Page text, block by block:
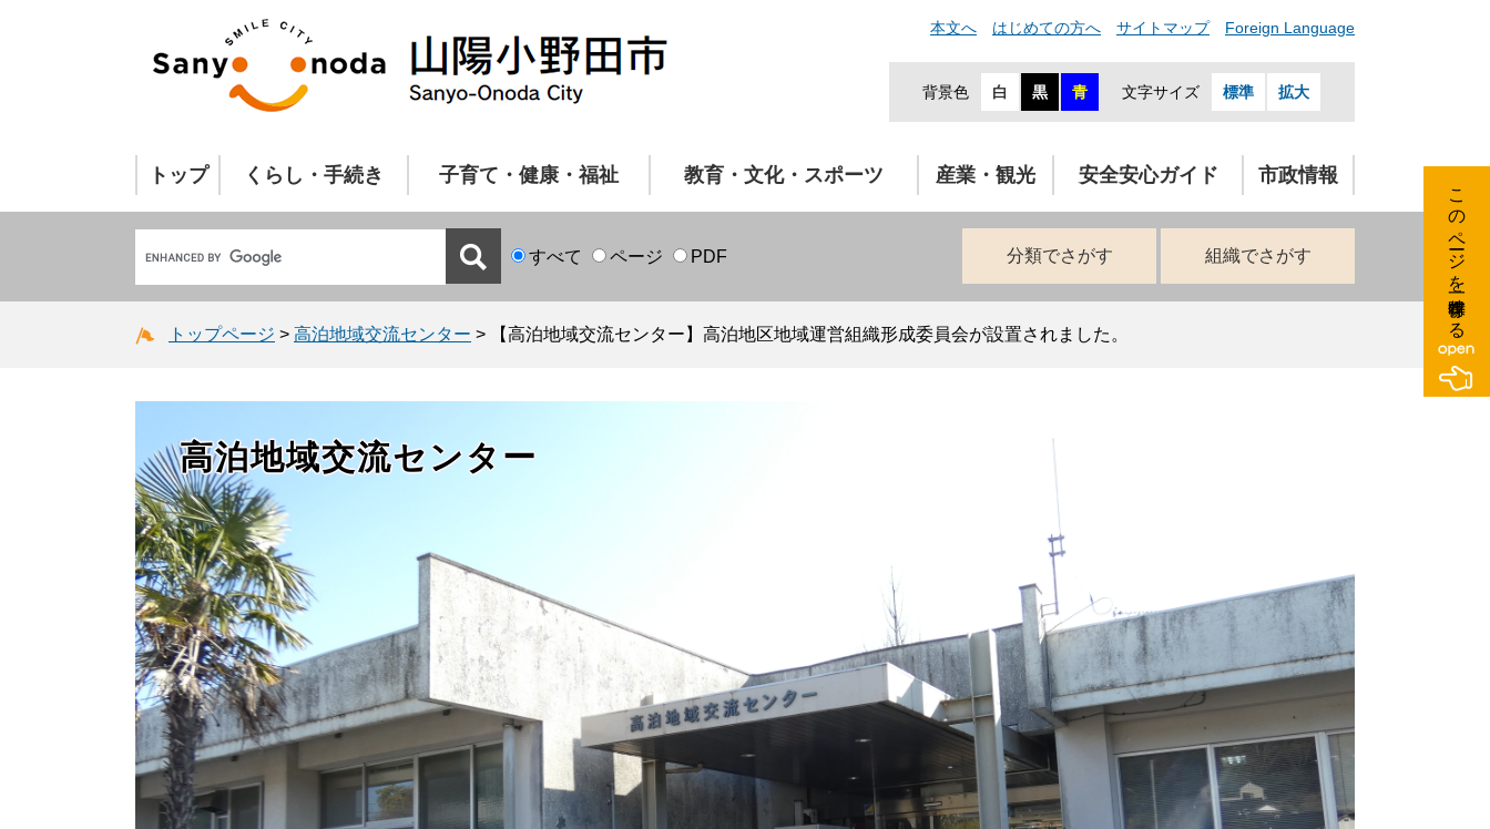
本文へ はじめての方へ サイトマップ Foreign Language
背景色 白 黒 青 文字サイズ 標準 拡大
トップ くらし・手続き 子育て・健康・福祉 教育・文化・スポーツ 産業・観光 安全安心ガイド 市政情報
すべて ページ PDF 分類でさがす 組織でさがす
トップページ > 高泊地域交流センター > 【高泊地域交流センター】高泊地区地域運営組織形成委員会が設置されました。
高泊地域交流センター
このページを一時保存する